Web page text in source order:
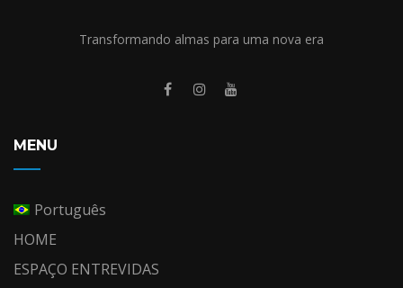
Transformando almas para uma nova era
MENU
Português
HOME
ESPAÇO ENTREVIDAS